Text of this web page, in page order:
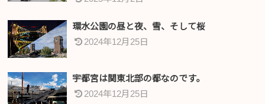
環水公園の昼と夜、雪、そして桜
2024年12月25日
宇都宮は関東北部の都なのです。
2024年12月25日